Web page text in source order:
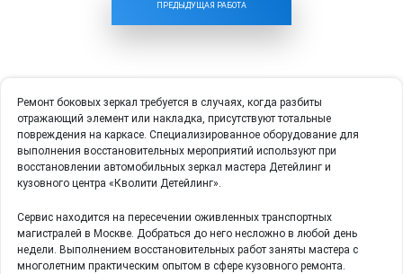
ПРЕДЫДУЩАЯ РАБОТА
Ремонт боковых зеркал требуется в случаях, когда разбиты
отражающий элемент или накладка, присутствуют тотальные
повреждения на каркасе. Специализированное оборудование для
выполнения восстановительных мероприятий используют при
восстановлении автомобильных зеркал мастераДетейлинг и
кузовного центра «Кволити Детейлинг».
Сервис находится на пересечении оживленных транспортных
магистралейв Москве. Добраться до него несложно в любой день
недели. Выполнением восстановительных работ заняты мастера с
многолетним практическим опытом в сфере кузовного ремонта.